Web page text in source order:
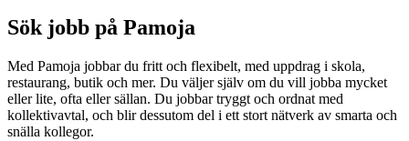
Sök jobb på Pamoja
Med Pamoja jobbar du fritt och flexibelt, med uppdrag i skola,
restaurang, butik och mer. Du väljer själv om du vill jobba mycket
eller lite, ofta eller sällan. Du jobbar tryggt och ordnat med
kollektivavtal, och blir dessutom del i ett stort nätverk av smarta och
snälla kollegor.